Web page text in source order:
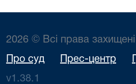
2026 © Всі права захищені
Про суд Прес-центр
v1.38.1